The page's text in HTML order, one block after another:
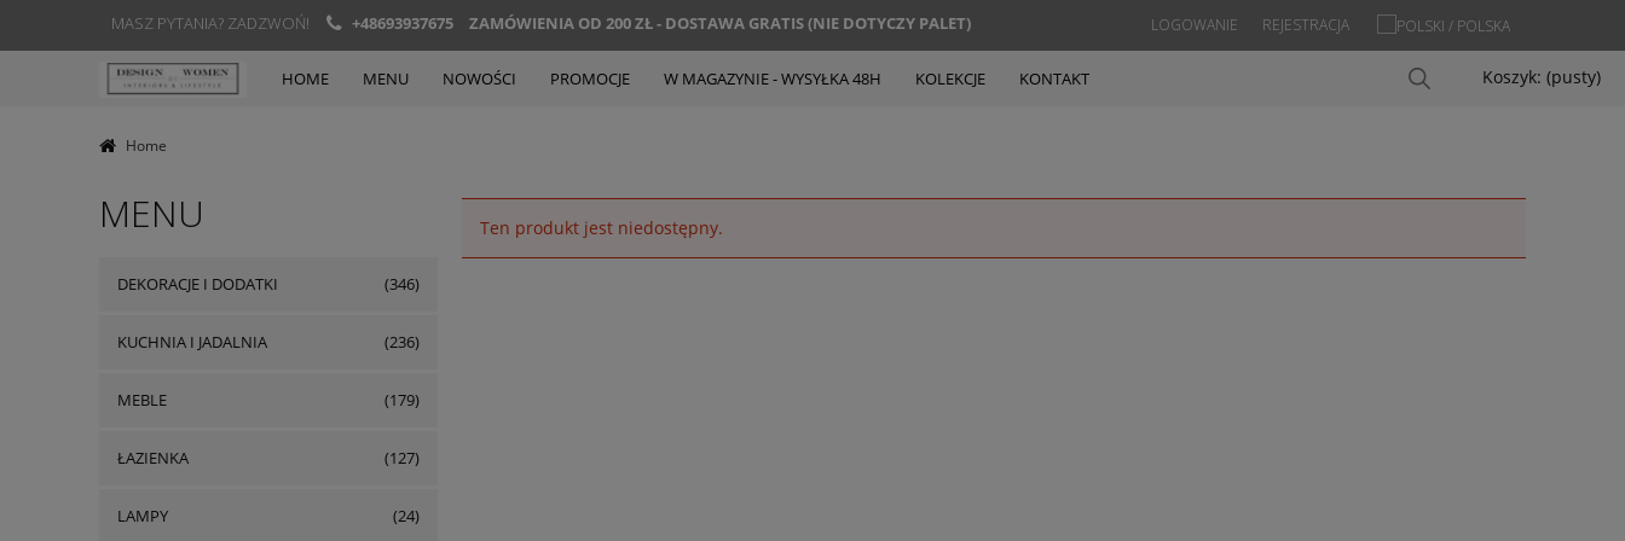
MASZ PYTANIA? ZADZWOŃ! +48693937675 ZAMÓWIENIA OD 200 ZŁ - DOSTAWA GRATIS (NIE DOTYCZY PALET) REJESTRACJA
LOGOWANIE
Koszyk: (pusty)
HOME MENU NOWOŚCI PROMOCJE W MAGAZYNIE - WYSYŁKA 48H KOLEKCJE KONTAKT
Home
MENU
DEKORACJE I DODATKI (346)
KUCHNIA I JADALNIA (236)
MEBLE (179)
ŁAZIENKA (127)
LAMPY (24)
Ten produkt jest niedostępny.